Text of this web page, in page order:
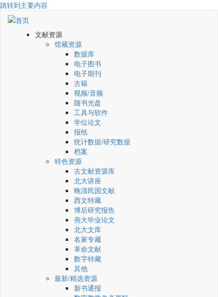
跳转到主要内容
文献资源
馆藏资源
数据库
电子图书
电子期刊
古籍
视频/音频
随书光盘
工具与软件
学位论文
报纸
统计数据/研究数据
档案
特色资源
古文献资源库
北大讲座
晚清民国文献
西文特藏
博后研究报告
燕大毕业论文
北大文库
名家专藏
革命文献
数字特藏
其他
最新/精选资源
新书通报